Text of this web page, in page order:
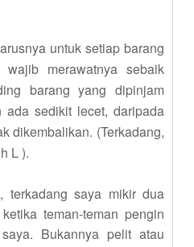
untuk setiap barang
merawatnya sebaik
barang yang dipinjam
ada sedikit lecet, daripada
dikembalikan. (Terkadang,
L).
terkadang saya mikir dua
teman-teman pengin
Bukannya pelit atau